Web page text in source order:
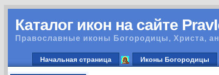
Каталог икон на сайте
Православные иконы Богородицы, Христа,
Начальная страница Иконы Богородицы